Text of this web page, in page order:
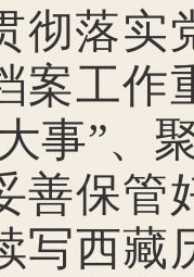
彻落实
案工作
事”、
善保管
写西藏